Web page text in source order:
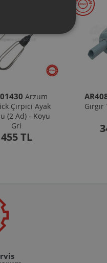
Arzum
Çırpıcı Ayak
(2 Ad) - Koyu
Gri
455 TL